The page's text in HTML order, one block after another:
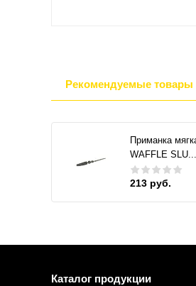
Рекомендуемые товары
Приманка
WAFFLE SLU...
213 руб.
Каталог продукции